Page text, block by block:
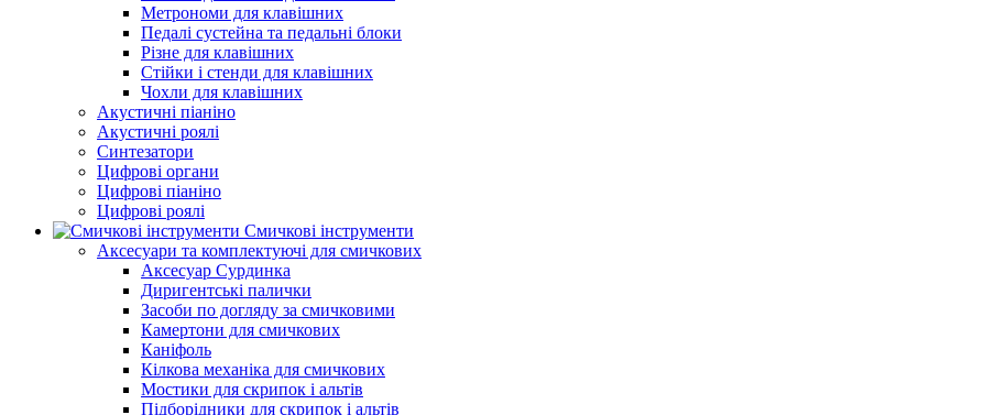
Метрономи для клавішних
Педалі сустейна та педальні блоки
Різне для клавішних
Стійки і стенди для клавішних
Чохли для клавішних
Акустичні піаніно
Акустичні роялі
Синтезатори
Цифрові органи
Цифрові піаніно
Цифрові роялі
Смичкові інструменти
Аксесуари та комплектуючі для смичкових
Аксесуар Сурдинка
Диригентські палички
Засоби по догляду за смичковими
Камертони для смичкових
Каніфоль
Кілкова механіка для смичкових
Мостики для скрипок і альтів
Підборiдники для скрипок і альтів